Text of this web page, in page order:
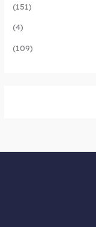
(151)
(4)
(109)